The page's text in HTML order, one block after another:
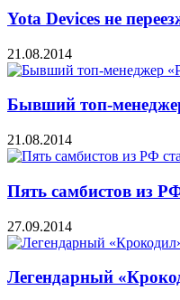
Yota Devices не
21.08.2014
Бывший топ-
21.08.2014
Пять самбистов из
27.09.2014
Легендарный